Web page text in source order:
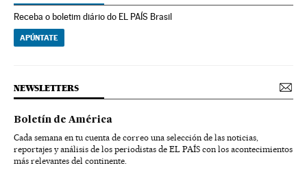
Receba o boletim diário do EL PAÍS Brasil
APÚNTATE
NEWSLETTERS
Boletín de América
Cada semana en tu cuenta de correo una selección de las noticias,
reportajes y análisis de los periodistas de EL PAÍS con los acontecimientos
más relevantes del continente.